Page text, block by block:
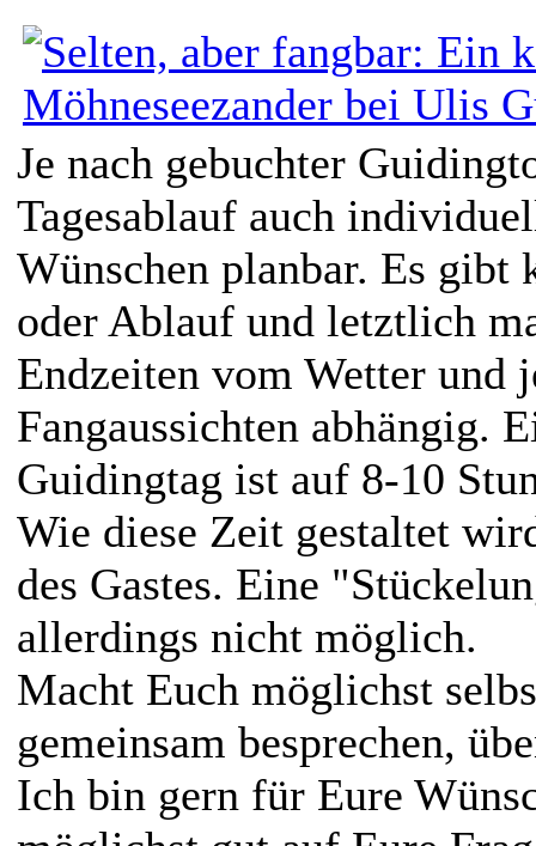
Je nach gebuchter
Tagesablauf auch
Wünschen planbar. Es gibt
oder Ablauf und letztlich
Endzeiten vom Wetter und
Fangaussichten abhängig.
Guidingtag ist auf 8-10
Wie diese Zeit gestaltet
des Gastes. Eine
allerdings nicht möglich.
Macht Euch möglichst
gemeinsam besprechen,
Ich bin gern für Eure